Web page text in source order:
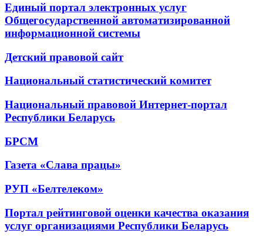
Единый портал электронных услуг
Общегосударственной автоматизированной
информационной системы
Детский правовой сайт
Национальный статистический комитет
Национальный правовой Интернет-портал
Республики Беларусь
БРСМ
Газета «Слава працы»
РУП «Белтелеком»
Портал рейтинговой оценки качества оказания
услуг организациями Республики Беларусь